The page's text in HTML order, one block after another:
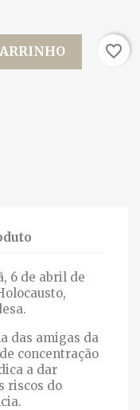
favorite_border
6 de abril de
das amigas da
concentração
a dar
riscos do